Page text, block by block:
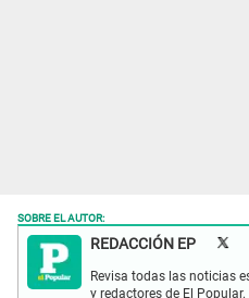
SOBRE EL AUTOR:
REDACCIÓN EP
Revisa todas las noticias
y redactores de El